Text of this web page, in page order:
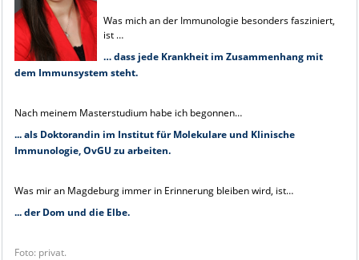
Was mich an der Immunologie besonders fasziniert,
ist …
…dass jede Krankheit im Zusammenhang mit
dem Immunsystem steht.
Nach meinem Masterstudium habe ich begonnen…
... als Doktorandin im Institut für Molekulare und Klinische
Immunologie, OvGU zu arbeiten.
Was mir an Magdeburg immer in Erinnerung bleiben wird, ist…
... der Dom und die Elbe.
Foto: privat.